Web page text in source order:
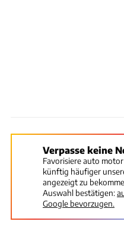
Verpasse keine
Favorisiere auto
künftig häufiger
angezeigt zu
Auswahl bestätigen:
Google bevorzugen.